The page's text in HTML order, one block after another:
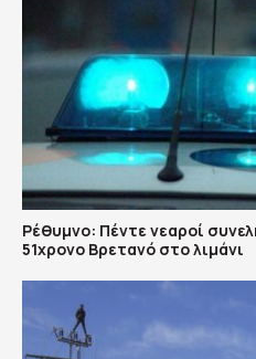
Ρέθυμνο: Πέντε νεαροί
51χρονο Βρετανό στο λιμάνι